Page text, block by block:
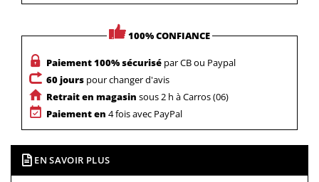
100% CONFIANCE
Paiement 100% sécurisé par CB ou Paypal
60 jours pour changer d'avis
Retrait en magasin sous 2 h à Carros (06)
Paiement en 4 fois avec PayPal
EN SAVOIR PLUS